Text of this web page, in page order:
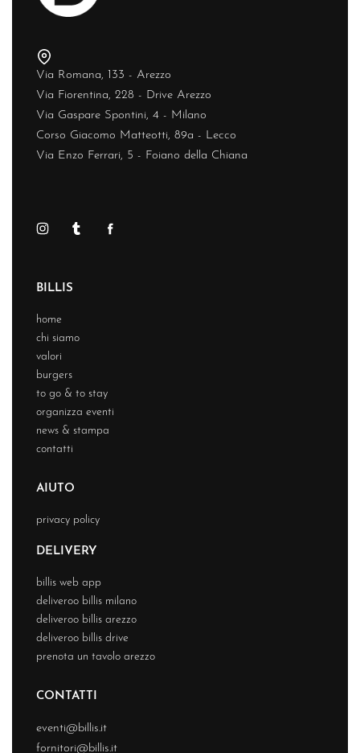
Via Romana, 133 - Arezzo
Via Fiorentina, 228 - Drive Arezzo
Via Gaspare Spontini, 4 - Milano
Corso Giacomo Matteotti, 89a - Lecco
Via Enzo Ferrari, 5 - Foiano della Chiana
BILLIS
home
chi siamo
valori
burgers
to go & to stay
organizza eventi
news & stampa
contatti
AIUTO
privacy policy
DELIVERY
billis web app
deliveroo billis milano
deliveroo billis arezzo
deliveroo billis drive
prenota un tavolo arezzo
CONTATTI
eventi@billis.it
fornitori@billis.it